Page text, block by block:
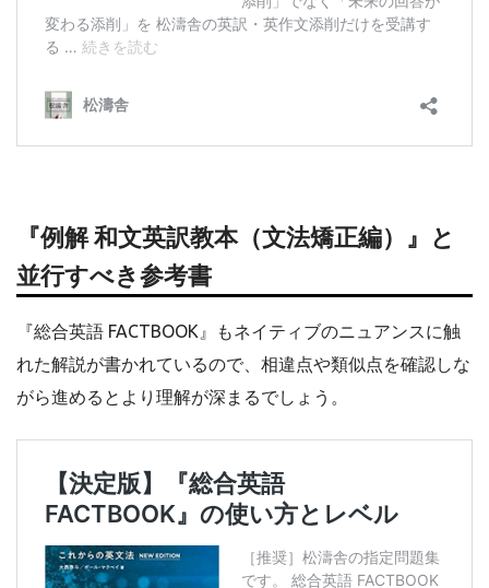
『例解 和文英訳教本（文法矯正編）』と
並行すべき参考書
『総合英語 FACTBOOK』もネイティブのニュアンスに触
れた解説が書かれているので、相違点や類似点を確認しな
がら進めるとより理解が深まるでしょう。